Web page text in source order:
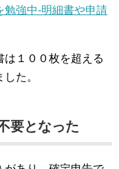
勉強中-明細書や申請
は１００枚を超える
た。
要となった